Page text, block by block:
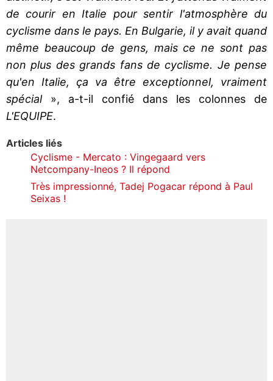
de courir en Italie pour sentir l'atmosphère du
cyclisme dans le pays. En Bulgarie, il y avait quand
même beaucoup de gens, mais ce ne sont pas
non plus des grands fans de cyclisme. Je pense
qu'en Italie, ça va être exceptionnel, vraiment
spécial», a-t-il confié dans les colonnes de
L'EQUIPE.
Articles liés
Cyclisme - Mercato : Vingegaard vers
Netcompany-Ineos ? Il répond
Très impressionné, Tadej Pogacar répond à Paul
Seixas !